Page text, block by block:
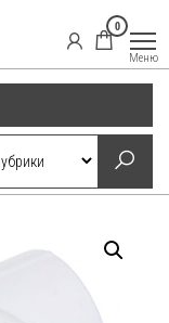
0
Меню